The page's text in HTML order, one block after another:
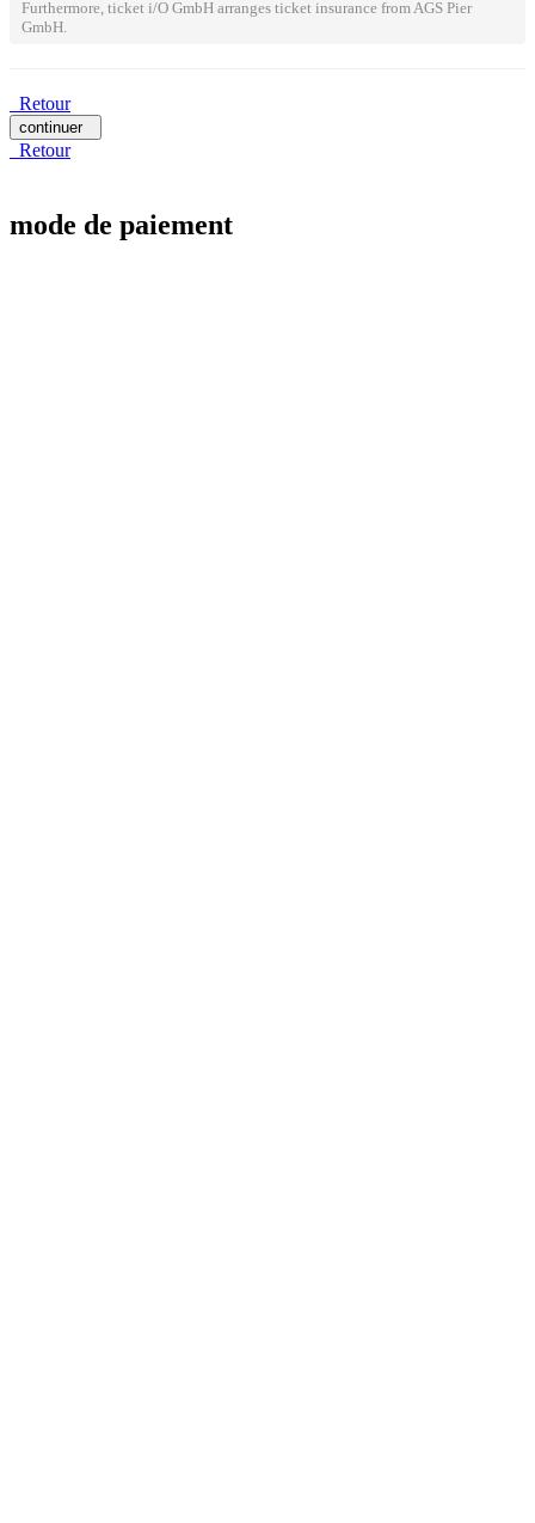
Furthermore, ticket i/O GmbH arranges ticket insurance from AGS Pier
GmbH.
Retour
continuer
Retour
mode de paiement